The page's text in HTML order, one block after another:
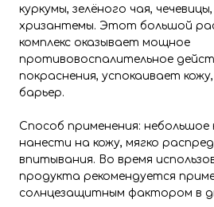
куркумы, зелёного чая,
хризантемы. Этот большой
комплекс оказывает мощное
противовоспалительное
покраснения, успокаивает
барьер.
Способ применения: небольшое
нанести на кожу, мягко
впитывания. Во время
продукта рекомендуется
солнцезащитным фактором в